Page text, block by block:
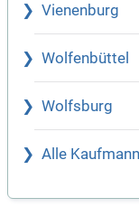
Vienenburg
Wolfenbüttel
Wolfsburg
Alle